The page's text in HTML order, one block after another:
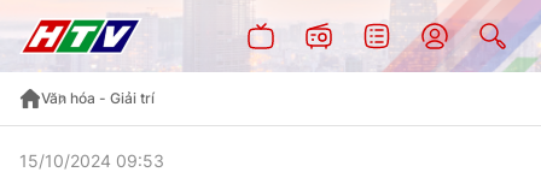
Văn hóa - Giải trí
15/10/2024 09:53